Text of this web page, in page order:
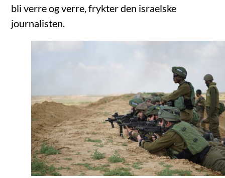
bli verre og verre, frykter den israelske
journalisten.